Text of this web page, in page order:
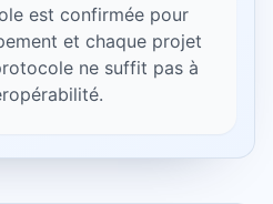
est confirmée pour
et chaque projet
ne suffit pas à